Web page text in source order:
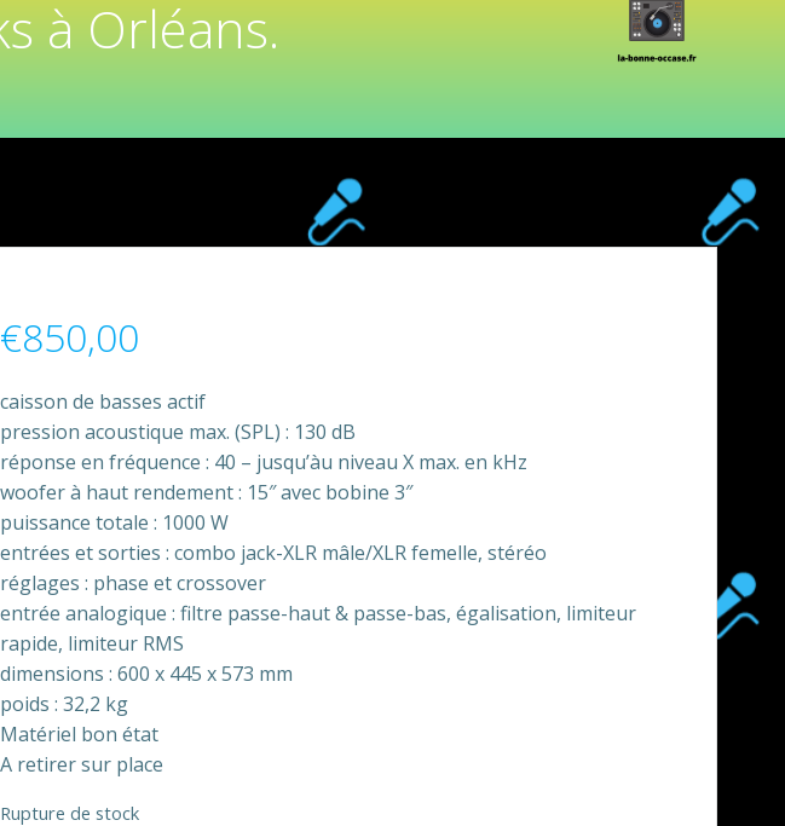
à Orléans.
€850,00
caisson de basses actif
pression acoustique max. (SPL) : 130 dB
réponse en fréquence : 40 – jusqu’àu niveau X max. en kHz
woofer à haut rendement : 15″ avec bobine 3″
puissance totale : 1000 W
entrées et sorties : combo jack-XLR mâle/XLR femelle, stéréo
réglages : phase et crossover
entrée analogique : filtre passe-haut & passe-bas, égalisation, limiteur
rapide, limiteur RMS
dimensions : 600 x 445 x 573 mm
poids : 32,2 kg
Matériel bon état
A retirer sur place
Rupture de stock